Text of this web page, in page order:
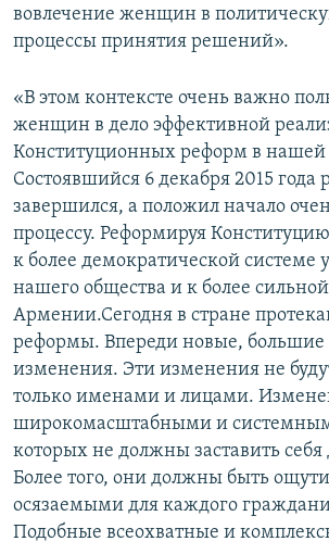
вовлечение женщин в
процессы принятия решений».
«В этом контексте очень важно
женщин в дело эффективной
Конституционных реформ в нашей
Состоявшийся 6 декабря 2015 года
завершился, а положил начало
процессу. Реформируя
к более демократической системе
нашего общества и к более сильной
Армении.Сегодня в стране
реформы. Впереди новые,
изменения. Эти изменения не
только именами и лицами.
широкомасштабными и
которых не должны заставить себя
Более того, они должны быть
осязаемыми для каждого
Подобные всеохватные и